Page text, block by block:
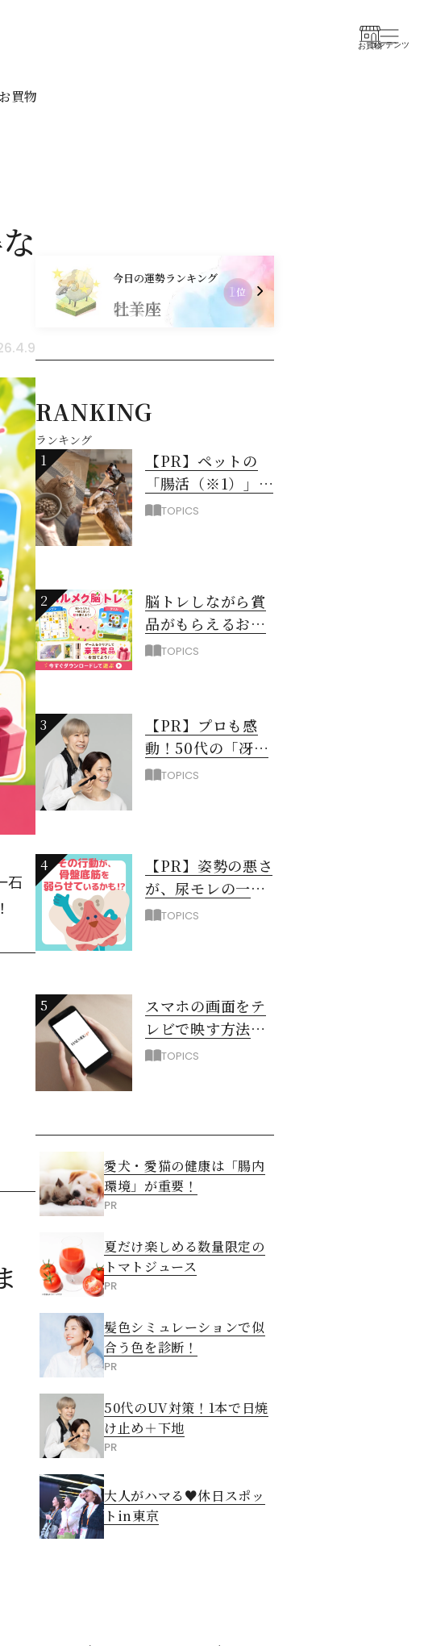
お買物コンテンツ
買物
石
今日の運勢ランキング
乙女座
2位
RANKING
ランキング
1
【PR】ペットの
「腸活（※1）」に
注目！愛犬・愛猫
TOPICS
2
脳トレしながら賞
品がもらえるお得
なアプリ「ハルメ
TOPICS
3
【PR】プロも感
動！50代の「冴え
ない黄ぐすみ」を
TOPICS
4
【PR】姿勢の悪さ
が、尿モレの一
因！？ 骨盤底筋
TOPICS
5
スマホの画面をテ
レビで映す方法
（iPhone編）
TOPICS
愛犬・愛猫の健康は「腸内
環境」が重要！
PR
夏だけ楽しめる数量限定の
トマトジュース
PR
髪色シミュレーションで似
合う色を診断！
PR
50代のUV対策！1本で日焼
け止め＋下地
PR
大人がハマる♥休日スポッ
トin東京